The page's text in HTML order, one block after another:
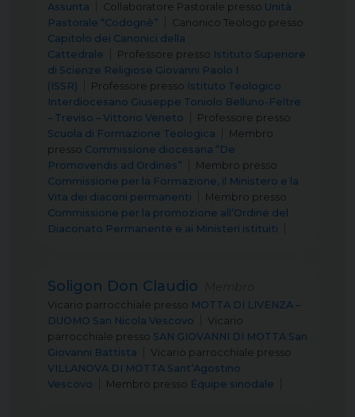
Assunta
Collaboratore Pastorale presso Unità
Pastorale “Codognè”
Canonico Teologo presso
Capitolo dei Canonici della
Cattedrale
Professore presso Istituto Superiore
di Scienze Religiose Giovanni Paolo I
(ISSR)
Professore presso Istituto Teologico
Interdiocesano Giuseppe Toniolo Belluno-Feltre
– Treviso – Vittorio Veneto
Professore presso
Scuola di Formazione Teologica
Membro
presso Commissione diocesana “De
Promovendis ad Ordines”
Membro presso
Commissione per la Formazione, il Ministero e la
Vita dei diaconi permanenti
Membro presso
Commissione per la promozione all’Ordine del
Diaconato Permanente e ai Ministeri istituiti
Soligon Don Claudio
Vicario parrocchiale presso MOTTA DI LIVENZA –
DUOMO San Nicola Vescovo
Vicario
parrocchiale presso SAN GIOVANNI DI MOTTA San
Giovanni Battista
Vicario parrocchiale presso
VILLANOVA DI MOTTA Sant’Agostino
Vescovo
Membro presso Équipe sinodale